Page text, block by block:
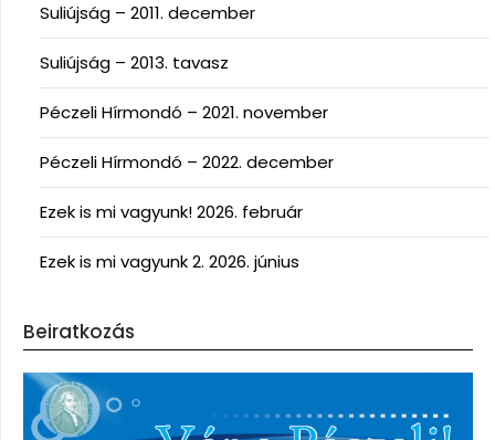
Suliújság – 2011. december
Suliújság – 2013. tavasz
Péczeli Hírmondó – 2021. november
Péczeli Hírmondó – 2022. december
Ezek is mi vagyunk! 2026. február
Ezek is mi vagyunk 2. 2026. június
Beiratkozás